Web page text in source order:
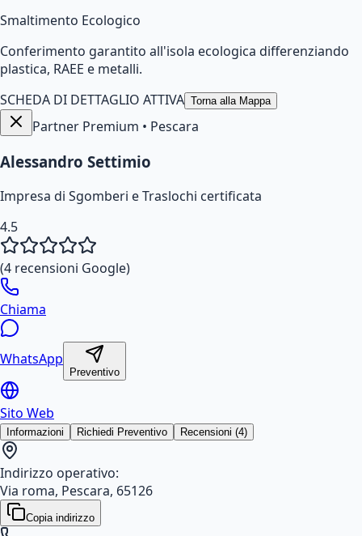
Smaltimento Ecologico
Conferimento garantito all'isola ecologica differenziando
plastica, RAEE e metalli.
SCHEDA DI DETTAGLIO ATTIVA Torna alla Mappa
Partner Premium • Pescara
Alessandro Settimio
Impresa di Sgomberi e Traslochi certificata
4.5
(4 recensioni Google)
Chiama
WhatsApp
Preventivo
Sito Web
Informazioni Richiedi Preventivo Recensioni (4)
Indirizzo operativo:
Via roma, Pescara, 65126
Copia indirizzo